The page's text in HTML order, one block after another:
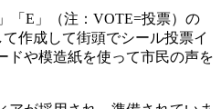
「E」（注：VOTE=投票）の
作成して街頭でシール投票イ
ドや模造紙を使って市民の声を